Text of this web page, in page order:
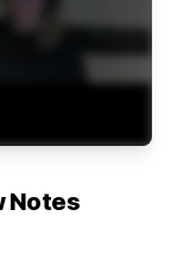
Notes